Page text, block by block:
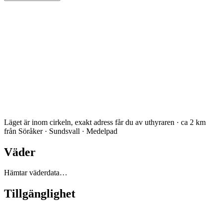
Läget är inom cirkeln, exakt adress får du av uthyraren · ca 2 km
från Söråker · Sundsvall · Medelpad
Väder
Hämtar väderdata…
Tillgänglighet